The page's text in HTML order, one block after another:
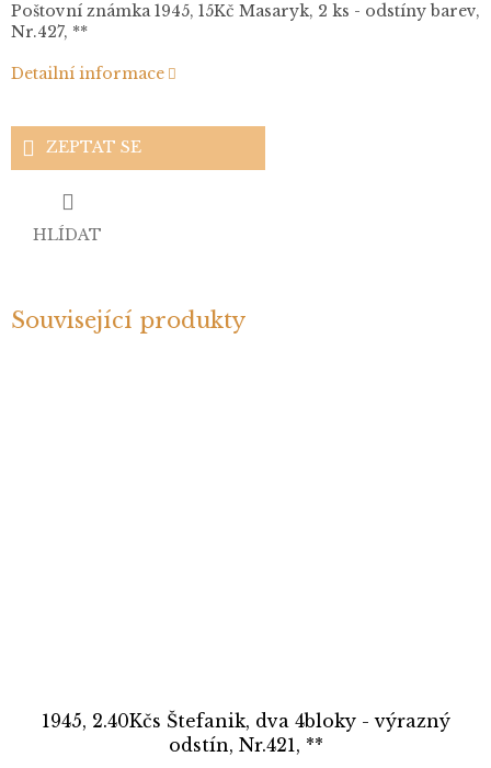
Poštovní známka 1945, 15Kč Masaryk, 2 ks - odstíny barev,
Nr.427, **
Detailní informace
ZEPTAT SE
HLÍDAT
Související produkty
1945, 2.40Kčs Štefanik, dva 4bloky - výrazný
odstín, Nr.421, **